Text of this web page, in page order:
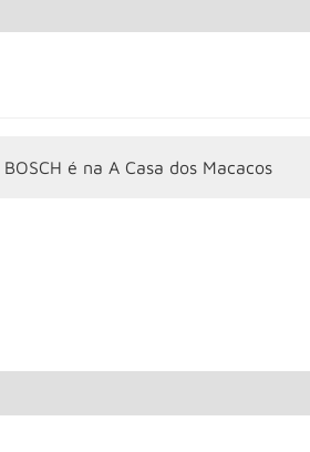
é na A Casa dos Macacos